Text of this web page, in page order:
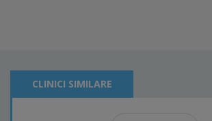
CLINICI SIMILARE